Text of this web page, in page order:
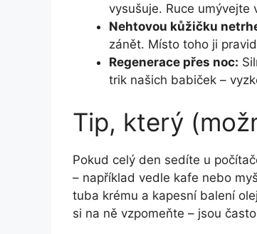
vysušuje. Ruce umývejte
Nehtovou kůžičku
zánět. Místo toho ji
Regenerace přes noc:
trik našich babiček –
Tip, který
Pokud celý den sedíte u
– například vedle kafe nebo
tuba krému a kapesní balení
si na ně vzpomeňte – jsou